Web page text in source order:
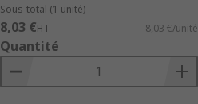
Sous-total (1 unité)
8,03 €HT 8,03 €/unité
Quantité